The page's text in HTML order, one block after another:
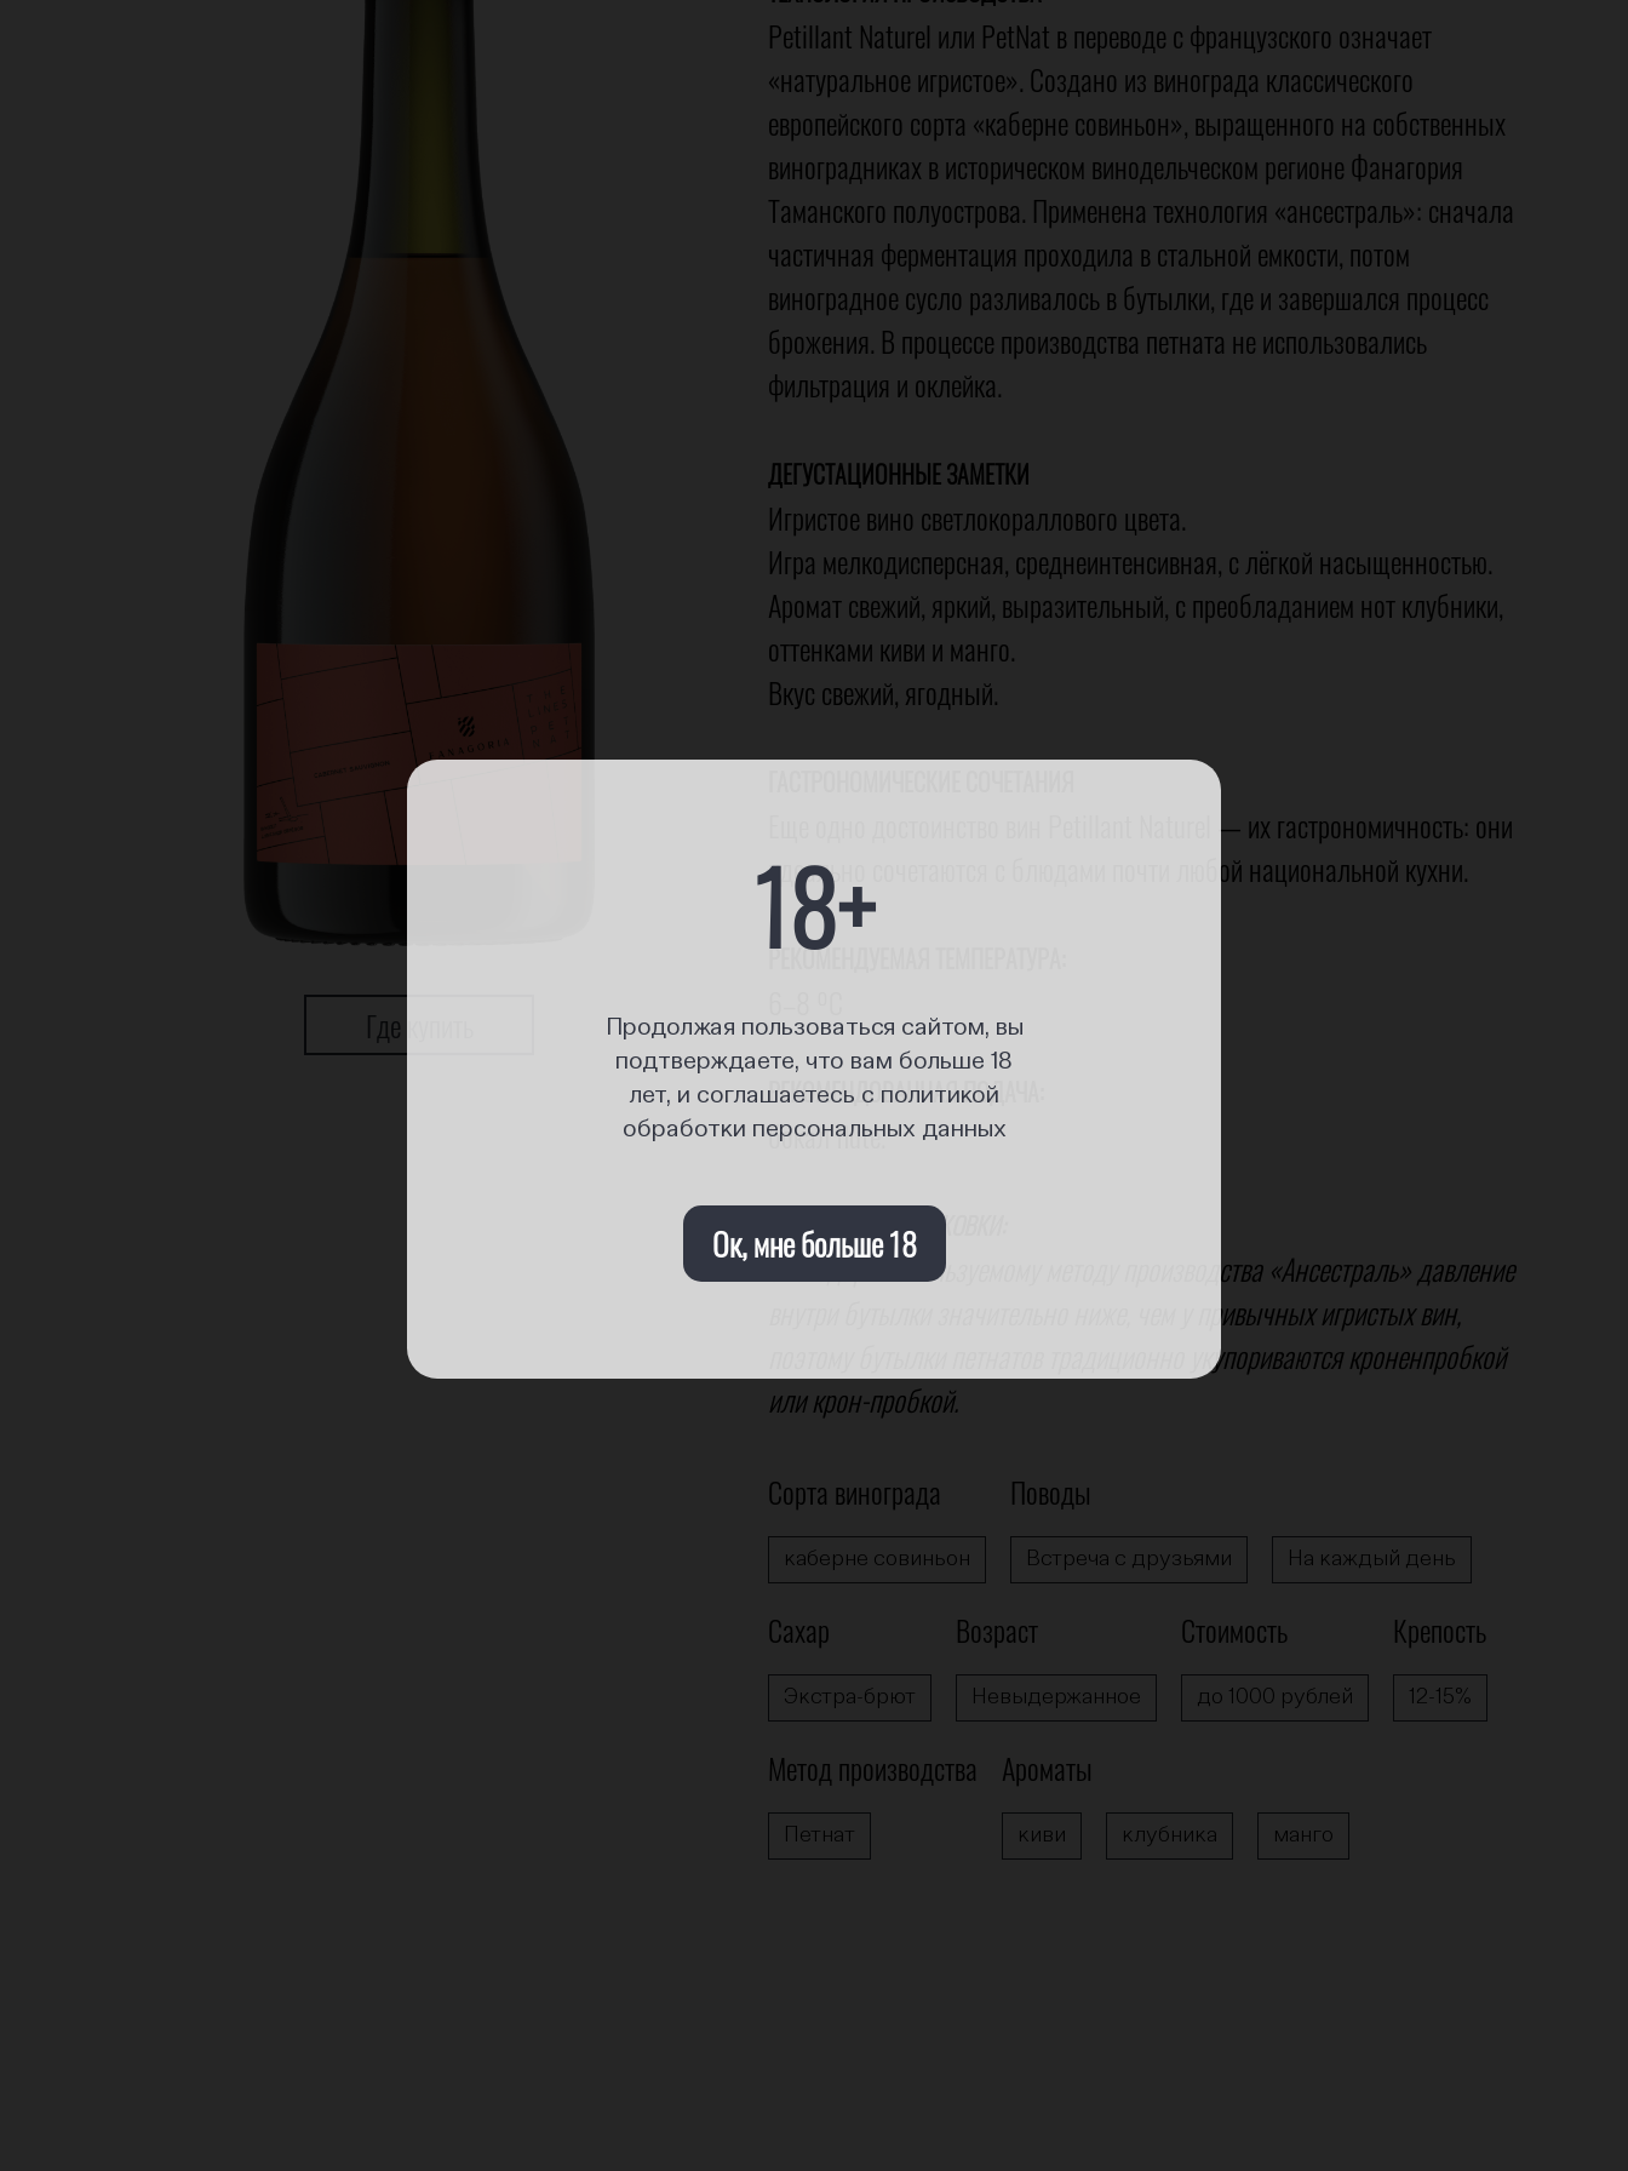
18+
Продолжая пользоваться сайтом, вы
подтверждаете, что вам больше 18
лет, и соглашаетесь с политикой
обработки персональных данных
Ок, мне больше 18
Где купить
Petillant Naturel или PetNat в переводе с французского означает
«натуральное игристое». Создано из винограда классического
европейского сорта «каберне совиньон», выращенного на собственных
виноградниках в историческом винодельческом регионе Фанагория
Таманского полуострова. Применена технология «ансестраль»: сначала
частичная ферментация проходила в стальной емкости, потом
виноградное сусло разливалось в бутылки, где и завершался процесс
брожения. В процессе производства петната не использовались
фильтрация и оклейка.
ДЕГУСТАЦИОННЫЕ ЗАМЕТКИ
Игристое вино светлокораллового цвета.
Игра мелкодисперсная, среднеинтенсивная, с лёгкой насыщенностью.
Аромат свежий, яркий, выразительный, с преобладанием нот клубники,
оттенками киви и манго.
Вкус свежий, ягодный.
Еще одно достоинство вин Petillant Naturel — их гастрономичность: они
идеально сочетаются с блюдами почти любой национальной кухни.
РЕКОМЕНДУЕМАЯ ТЕМПЕРАТУРА:
РЕКОМЕНДОВАННАЯ ПОДАЧА:
бокал flute.
ОСОБЕННОСТЬ УПАКОВКИ:
благодаря используемому методу производства «Ансестраль» давление
внутри бутылки значительно ниже, чем у привычных игристых вин,
поэтому бутылки петнатов традиционно укупориваются кроненпробкой
или крон-пробкой.
Сорта винограда
каберне совиньон
Поводы
Встреча с друзьями На каждый день
Сахар
Экстра-брют
Возраст
Невыдержанное
Стоимость
до 1000 рублей
Крепость
12-15%
Метод производства
Петнат
Ароматы
киви клубника манго